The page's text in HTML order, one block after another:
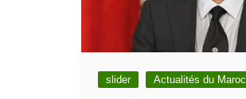
slider Actualités du Maroc